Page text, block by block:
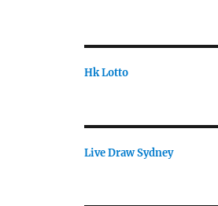
Hk Lotto
Live Draw Sydney